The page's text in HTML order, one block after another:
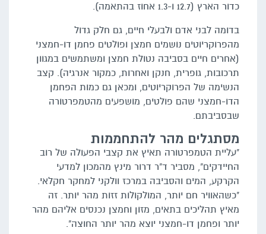
כדור הארץ (12.7 ו-1.3 אחוז בהתאמה).
בדומה לבני אדם ולבעלי חיים, גם חלק גדול
מהפרוקריוטים נושמים חמצן ופולטים פחמן דו-חמצני
(אחרים חיים בסביבה נטולת חמצן ומשתמשים במגוון
תרכובות, גופרית, חנקן ואחרות, כמקור אנרגיה). קצב
הנשימה של הפרוקריוטים, ומכאן גם כמות הפחמן
הדו-חמצני שהם פולטים, מושפעים מהטמפרטורה
שבסביבתם.
מסתגלים מהר להתחממות
"עליית הטמפרטורה תאיץ את קצבי הפעולה של רוב
החיידקים", מסביר ד"ר דרור מינץ מהמכון למדעי
הקרקע, המים והסביבה במרכז וולקני למחקר חקלאי.
"כשהאוויר חם יותר, המולקולות זזות מהר יותר. זה
מאיץ תהליכים בתאים, מזון וחמצן נכנסים אליהם מהר
יותר ופחמן דו-חמצני יוצא מהר יותר החוצה".